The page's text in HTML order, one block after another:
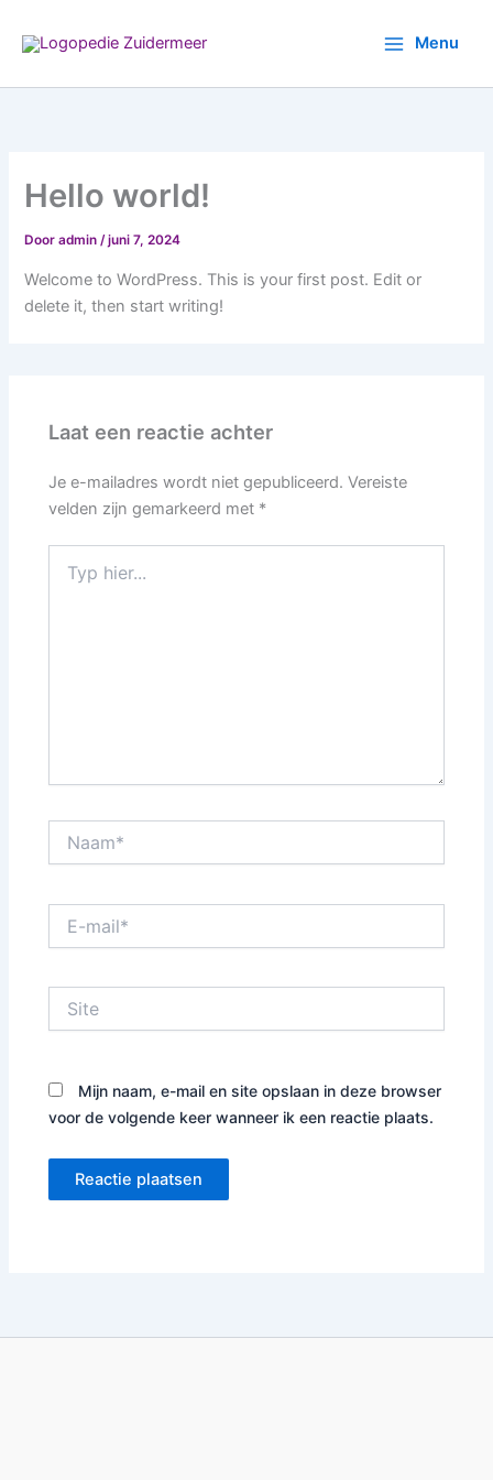
naar
inhoud
Menu
Hello world!
Dooradmin/juni 7, 2024
Welcome to WordPress. This is your first post. Edit or
delete it, then start writing!
Laat een reactie achter
Je e-mailadres wordt niet gepubliceerd. Vereiste
velden zijn gemarkeerd met *
hier...
mail*
Mijn naam, e-mail en site opslaan in deze browser
voor de volgende keer wanneer ik een reactie plaats.